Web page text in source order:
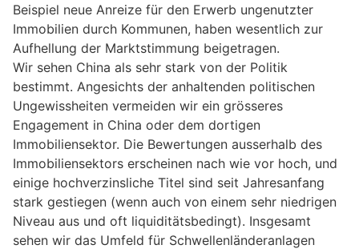
Beispiel neue Anreize für den Erwerb ungenutzter
Immobilien durch Kommunen, haben wesentlich zur
Aufhellung der Marktstimmung beigetragen.
Wir sehen China als sehr stark von der Politik
bestimmt. Angesichts der anhaltenden politischen
Ungewissheiten vermeiden wir ein grösseres
Engagement in China oder dem dortigen
Immobiliensektor. Die Bewertungen ausserhalb des
Immobiliensektors erscheinen nach wie vor hoch, und
einige hochverzinsliche Titel sind seit Jahresanfang
stark gestiegen (wenn auch von einem sehr niedrigen
Niveau aus und oft liquiditätsbedingt). Insgesamt
sehen wir das Umfeld für Schwellenländeranlagen